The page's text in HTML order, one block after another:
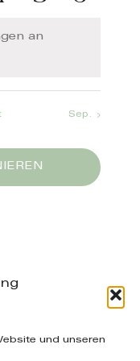
und unseren
an
Sep.